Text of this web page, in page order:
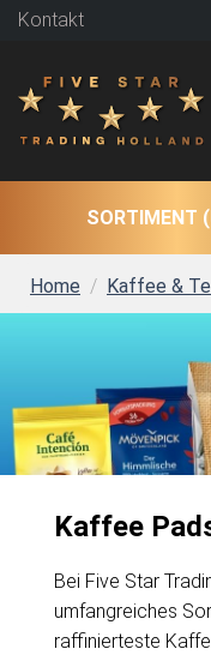
Kontakt
SORTIMENT
Home Kaffee &
Kaffee
Bei Five Star
umfangreiches
raffinierteste